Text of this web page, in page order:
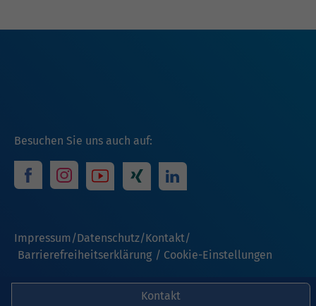
Kontakt
Besuchen Sie uns auch auf:
Impressum Datenschutz Kontakt
Barrierefreiheitserklärung
Cookie-Einstellungen